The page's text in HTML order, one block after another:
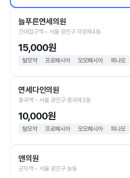
늘푸른연세의원
건대입구역 • 서울 광진구 자양제4동
15,000원
탈모약 프로페시아 모모페시아 피나모
연세다인의원
중곡역 • 서울 광진구 중곡제3동
10,000원
탈모약 프로페시아 모모페시아 피나모
앤의원
군자역 • 서울 광진구 능동